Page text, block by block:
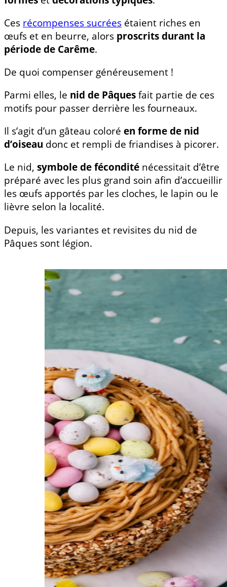
Ces récompenses sucrées étaient riches en
œufs et en beurre, alors proscrits durant la
période de Carême.
De quoi compenser généreusement !
Parmi elles, le nid de Pâquesfait partie de ces
motifs pour passer derrière les fourneaux.
Il s’agit d’un gâteau coloré en forme de nid
d’oiseau donc et rempli de friandises à picorer.
Le nid, symbole de fécondité nécessitait d’être
préparé avec les plus grand soin afin d’accueillir
les œufs apportés par les cloches, le lapin ou le
lièvre selon la localité.
Depuis, les variantes et revisites du nid de
Pâques sont légion.